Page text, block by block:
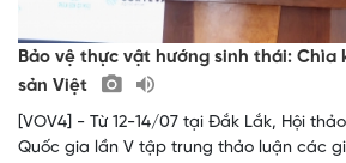
Bảo vệ thực vật hướng sinh thái: Chìa
sản Việt
[VOV4] - Từ 12-14/07 tại Đắk Lắk, Hội
Quốc gia lần V tập trung thảo luận các